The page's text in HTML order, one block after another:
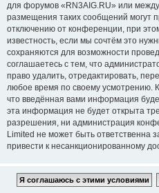
для форумов «RN3AIG.RU» или
размещения таких сообщений могут
отключению от конференции, при
известность, если мы сочтём это
сохраняются для возможности
соглашаетесь с тем, что
право удалить, отредактировать,
любое время по своему усмотрению.
что введённая вами информация
эта информация не будет открыта
разрешения, ни администрация
Limited не может быть ответственна
привести к несанкционированному